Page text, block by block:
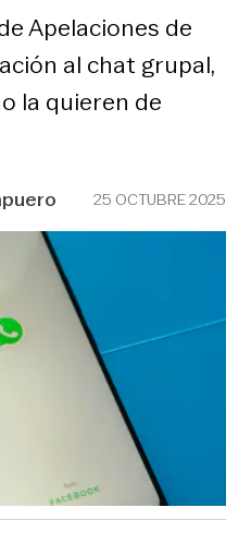
Apelaciones de
al chat grupal,
la quieren de
25 OCTUBRE 2025